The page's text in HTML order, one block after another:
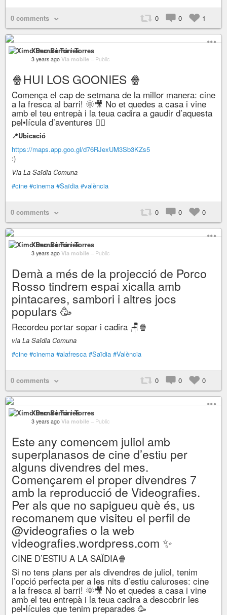
0 comments 0 0 1
Ximo Bernà i Torres
3 years ago Via mobile – Public
🍿HUI LOS GOONIES 🍿
Comença el cap de setmana de la millor manera: cine
a la fresca al barri! 🌞🎥 No et quedes a casa i vine
amb el teu entrepà i la teua cadira a gaudir d’aquesta
pel•lícula d’aventures 🏴‍☠️
📍Ubicació
https://maps.app.goo.gl/d76RJexUM3Sb3KZs5
:)
Via La Saïdia Comuna
#cine #cinema #Saïdia #valència
0 comments 0 0 0
Ximo Bernà i Torres
3 years ago Via mobile – Public
Demà a més de la projecció de Porco
Rosso tindrem espai xicalla amb
pintacares, sambori i altres jocs
populars 🥳
Recordeu portar sopar i cadira 🪑🍿
via La Saïdia Comuna
#cine #cinema #alafresca #Saïdia #València
0 comments 0 0 0
Ximo Bernà i Torres
3 years ago Via mobile – Public
Este any comencem juliol amb
superplanasos de cine d’estiu per
alguns divendres del mes.
Començarem el proper divendres 7
amb la reproducció de Videografies.
Per als que no sapigueu què és, us
recomanem que visiteu el perfil de
@videografies o la web
videografies.wordpress.com ✨
CINE D’ESTIU A LA SAÏDIA🍿
Si no tens plans per als divendres de juliol, tenim
l’opció perfecta per a les nits d’estiu caluroses: cine
a la fresca al barri! 🌞🎥 No et quedes a casa i vine
amb el teu entrepà i la teua cadira a descobrir les
pel•lícules que tenim preparades 🥳